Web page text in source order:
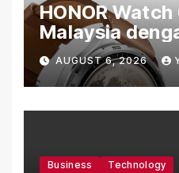
HONOR
Malaysia
Bermula
AUGUST 6, 2026
Business Technology